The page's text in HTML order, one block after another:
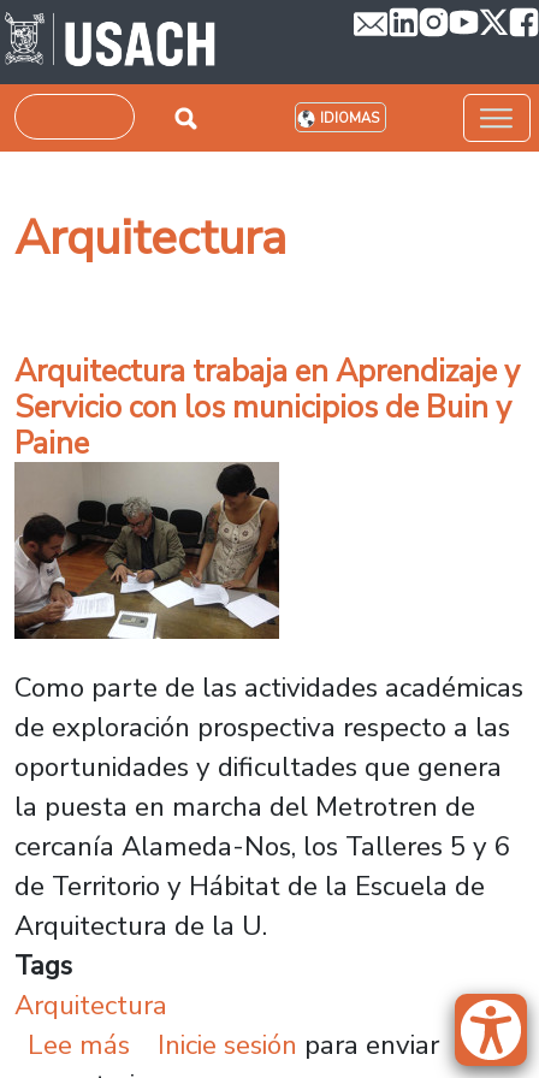
Pasar al contenido principal
Buscar IDIOMAS
Arquitectura
Arquitectura trabaja en Aprendizaje y
Servicio con los municipios de Buin y
Paine
Como parte de las actividades académicas
de exploración prospectiva respecto a las
oportunidades y dificultades que genera
la puesta en marcha del Metrotren de
cercanía Alameda-Nos, los Talleres 5 y 6
de Territorio y Hábitat de la Escuela de
Arquitectura de la U.
Tags
Arquitectura
Lee más sobre Arquitectura trabaja en
Inicie sesión para enviar